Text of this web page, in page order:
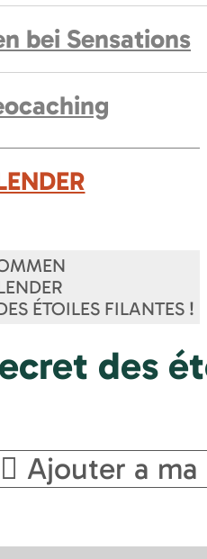
bei Sensations
ÉTOILES FILANTES !
des
Ajouter a